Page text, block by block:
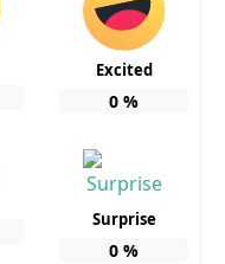
Excited
0 %
Surprise
0 %